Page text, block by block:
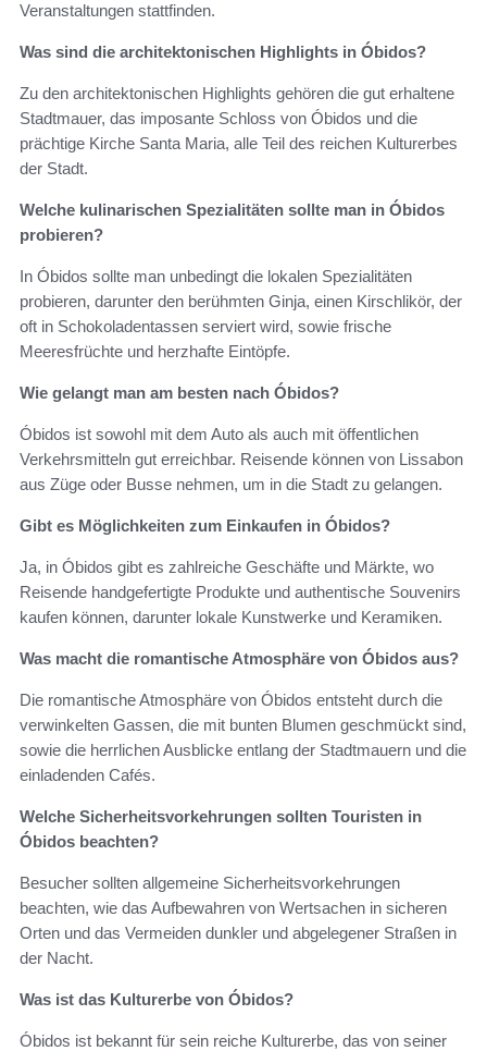
Veranstaltungen stattfinden.
Was sind die architektonischen Highlights in Óbidos?
Zu den architektonischen Highlights gehören die gut erhaltene
Stadtmauer, das imposante Schloss von Óbidos und die
prächtige Kirche Santa Maria, alle Teil des reichen Kulturerbes
der Stadt.
Welche kulinarischen Spezialitäten sollte man in Óbidos
probieren?
In Óbidos sollte man unbedingt die lokalen Spezialitäten
probieren, darunter den berühmten Ginja, einen Kirschlikör, der
oft in Schokoladentassen serviert wird, sowie frische
Meeresfrüchte und herzhafte Eintöpfe.
Wie gelangt man am besten nach Óbidos?
Óbidos ist sowohl mit dem Auto als auch mit öffentlichen
Verkehrsmitteln gut erreichbar. Reisende können von Lissabon
aus Züge oder Busse nehmen, um in die Stadt zu gelangen.
Gibt es Möglichkeiten zum Einkaufen in Óbidos?
Ja, in Óbidos gibt es zahlreiche Geschäfte und Märkte, wo
Reisende handgefertigte Produkte und authentische Souvenirs
kaufen können, darunter lokale Kunstwerke und Keramiken.
Was macht die romantische Atmosphäre von Óbidos aus?
Die romantische Atmosphäre von Óbidos entsteht durch die
verwinkelten Gassen, die mit bunten Blumen geschmückt sind,
sowie die herrlichen Ausblicke entlang der Stadtmauern und die
einladenden Cafés.
Welche Sicherheitsvorkehrungen sollten Touristen in
Óbidos beachten?
Besucher sollten allgemeine Sicherheitsvorkehrungen
beachten, wie das Aufbewahren von Wertsachen in sicheren
Orten und das Vermeiden dunkler und abgelegener Straßen in
der Nacht.
Was ist das Kulturerbe von Óbidos?
Óbidos ist bekannt für sein reiche Kulturerbe, das von seiner